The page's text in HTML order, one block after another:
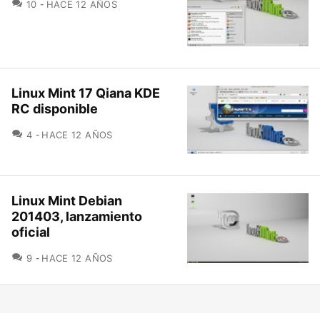
10 COMENTARIOS
HACE 12 AÑOS
Linux Mint 17 Qiana KDE
RC disponible
4 COMENTARIOS
HACE 12 AÑOS
Linux Mint Debian
201403, lanzamiento
oficial
9 COMENTARIOS
HACE 12 AÑOS